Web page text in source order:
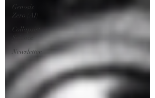
Genosis
Zero (AI)
Collapsist
Science
Newsletter